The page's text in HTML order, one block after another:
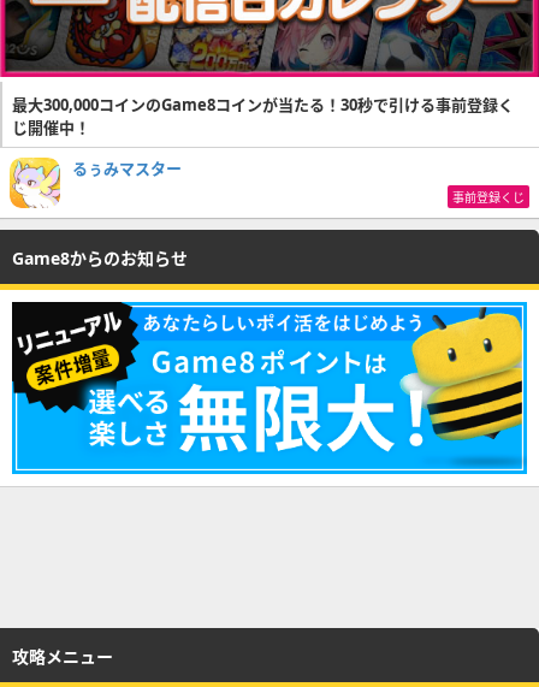
最大300,000コインのGame8コインが当たる！30秒で引ける事前登録く
じ開催中！
るぅみマスター
事前登録くじ
Game8からのお知らせ
攻略メニュー